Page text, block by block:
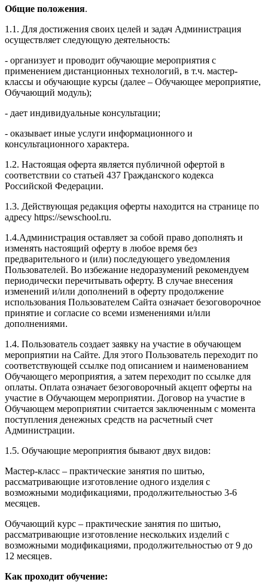
Общие положения.
1.1. Для достижения своих целей и задач Администрация
осуществляет следующую деятельность:
- организует и проводит обучающие мероприятия с
применением дистанционных технологий, в т.ч. мастер-
классы и обучающие курсы (далее – Обучающее мероприятие,
Обучающий модуль);
- дает индивидуальные консультации;
- оказывает иные услуги информационного и
консультационного характера.
1.2. Настоящая оферта является публичной офертой в
соответствии со статьей 437 Гражданского кодекса
Российской Федерации.
1.3. Действующая редакция оферты находится на странице по
адресу https://sewschool.ru.
1.4.Администрация оставляет за собой право дополнять и
изменять настоящий оферту в любое время без
предварительного и (или) последующего уведомления
Пользователей. Во избежание недоразумений рекомендуем
периодически перечитывать оферту. В случае внесения
изменений и/или дополнений в оферту продолжение
использования Пользователем Сайта означает безоговорочное
принятие и согласие со всеми изменениями и/или
дополнениями.
1.4. Пользователь создает заявку на участие в обучающем
мероприятии на Сайте. Для этого Пользователь переходит по
соответствующей ссылке под описанием и наименованием
Обучающего мероприятия, а затем переходит по ссылке для
оплаты. Оплата означает безоговорочный акцепт оферты на
участие в Обучающем мероприятии. Договор на участие в
Обучающем мероприятии считается заключенным с момента
поступления денежных средств на расчетный счет
Администрации.
1.5. Обучающие мероприятия бывают двух видов:
Мастер-класс – практические занятия по шитью,
рассматривающие изготовление одного изделия с
возможными модификациями, продолжительностью 3-6
месяцев.
Обучающий курс – практические занятия по шитью,
рассматривающие изготовление нескольких изделий с
возможными модификациями, продолжительностью от 9 до
12 месяцев.
Как проходит обучение: